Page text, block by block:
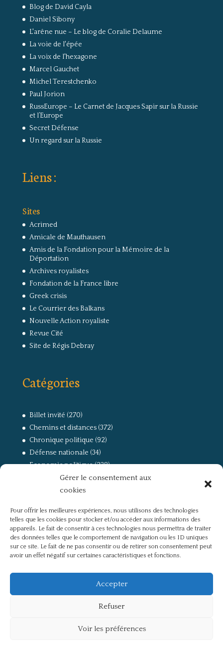
Gérer le consentement aux
cookies
Pour offrir les meilleures expériences, nous utilisons des technologies
telles que les cookies pour stocker et/ou accéder aux informations des
appareils. Le fait de consentir à ces technologies nous permettra de traiter
des données telles que le comportement de navigation ou les ID uniques
sur ce site. Le fait de ne pas consentir ou de retirer son consentement peut
avoir un effet négatif sur certaines caractéristiques et fonctions.
Accepter
Refuser
Voir les préférences
Blog de David Cayla
Daniel Sibony
L'arêne nue – Le blog de Coralie Delaume
La voie de l'épée
La voix de l'hexagone
Marcel Gauchet
Michel Terestchenko
Paul Jorion
RussEurope – Le Carnet de Jacques Sapir sur la Russie
et l’Europe
Secret Défense
Un regard sur la Russie
Liens :
Sites
Acrimed
Amicale de Mauthausen
Amis de la Fondation pour la Mémoire de la
Déportation
Archives royalistes
Fondation de la France libre
Greek crisis
Le Courrier des Balkans
Nouvelle Action royaliste
Revue Cité
Site de Régis Debray
Catégories
Billet invité (270)
Chemins et distances(372)
Chronique politique (92)
Défense nationale (34)
Economie politique(238)
(168)
La guerre, la Résistance et la Déportation
Non classé(42)
Partis politiques, intelligentsia, médias(750)
Présentation(4)
Références(57)